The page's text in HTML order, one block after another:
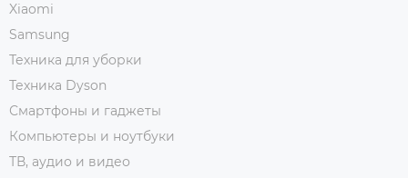
Xiaomi
Samsung
Техника для уборки
Техника Dyson
Смартфоны и гаджеты
Компьютеры и ноутбуки
ТВ, аудио и видео